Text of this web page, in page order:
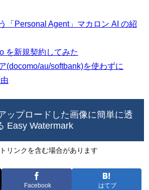
「Personal Agent」マカロン AI の紹
を新規契約してみた
(docomo/au/softbank)を使わずに
ップロードした画像に簡単に透
Easy Watermark
リンクを含む場合があります
Facebook はてブ